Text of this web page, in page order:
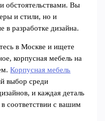
обстоятельствами. Вы
и стили, но и
в разработке дизайна.
в Москве и ищете
корпусная мебель на
Корпусная мебель
выбор среди
и каждая деталь
соответствии с вашим